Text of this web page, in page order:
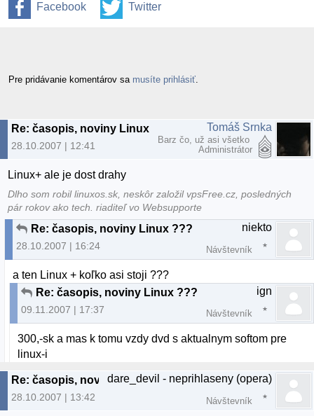
Facebook Twitter
Pre pridávanie komentárov sa musíte prihlásiť
Re: časopis, noviny Linux ???
28.10.2007 | 12:41
Tomáš Srnka
Barz čo, už asi všetko
Administrátor
Linux+ ale je dost drahy
Dlho som robil linuxos.sk, neskôr založil vpsFree.cz, posledných
pár rokov ako tech. riaditeľ vo Websupporte
Re: časopis, noviny Linux ???
28.10.2007 | 16:24
niekto
Návštevník
a ten Linux + koľko asi stoji ???
Re: časopis, noviny Linux ???
09.11.2007 | 17:37
ign
Návštevník
300,-sk a mas k tomu vzdy dvd s aktualnym softom pre
linux-i
Re: časopis, noviny Linux ???
28.10.2007 | 13:42
dare_devil - neprihlaseny (opera)
Návštevník